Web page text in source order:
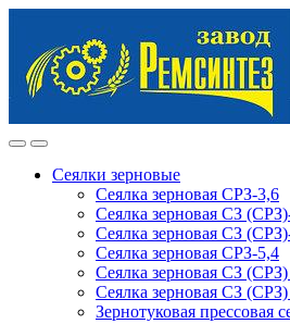
navigation
content
Сеялки зерновые
Сеялка зерновая СРЗ-3,6
Сеялка зерновая СЗ
Сеялка зерновая СЗ
Сеялка зерновая СРЗ-5,4
Сеялка зерновая СЗ (СРЗ)
Сеялка зерновая СЗ
Зернотуковая прессовая